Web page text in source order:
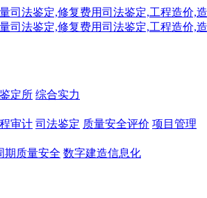
定所 综合实力
审计 司法鉴定 质量安全评价 项目管理
期质量安全 数字建造信息化